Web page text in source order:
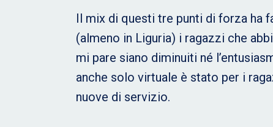
Il mix di questi tre punti di forza ha
(almeno in Liguria) i ragazzi che
mi pare siano diminuiti né
anche solo virtuale è stato per i
nuove di servizio.